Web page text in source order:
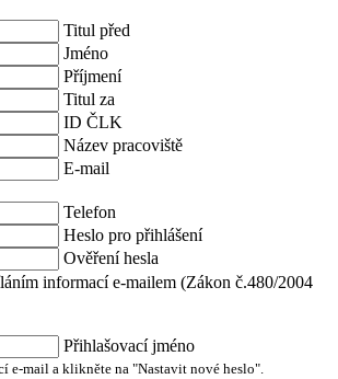
Titul před
Jméno
Příjmení
Titul za
ID ČLK
Název pracoviště
E-mail
Telefon
Heslo pro přihlášení
Ověření hesla
informací e-mailem (Zákon č.480/2004
Přihlašovací jméno
e-mail a klikněte na "Nastavit nové heslo".